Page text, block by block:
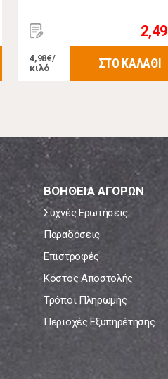
4,98€/
κιλό
ΣΤΟ ΚΑΛΑΘΙ
ΒΟΗΘΕΙΑ ΑΓΟΡΩΝ
Συχνές Ερωτήσεις
Παραδόσεις
Επιστροφές
Κόστος Αποστολής
Τρόποι Πληρωμής
Περιοχές Εξυπηρέτησης